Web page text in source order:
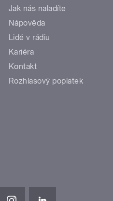
Jak nás naladíte
Nápověda
Lidé v rádiu
Kariéra
Kontakt
Rozhlasový poplatek